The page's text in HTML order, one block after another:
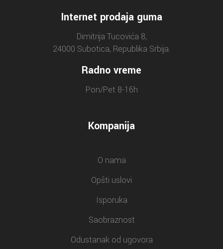
Internet prodaja guma
Dimitrija Tucovića 8,
24000 Subotica, Republika Srbija.
Radno vreme
Pon/Pet 8-16h
Kompanija
O nama
Opšti uslovi
Isporuka
Saobraznost
Odustanak od ugovora